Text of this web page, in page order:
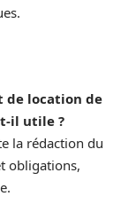
de location de
il utile ?
la rédaction du
obligations,